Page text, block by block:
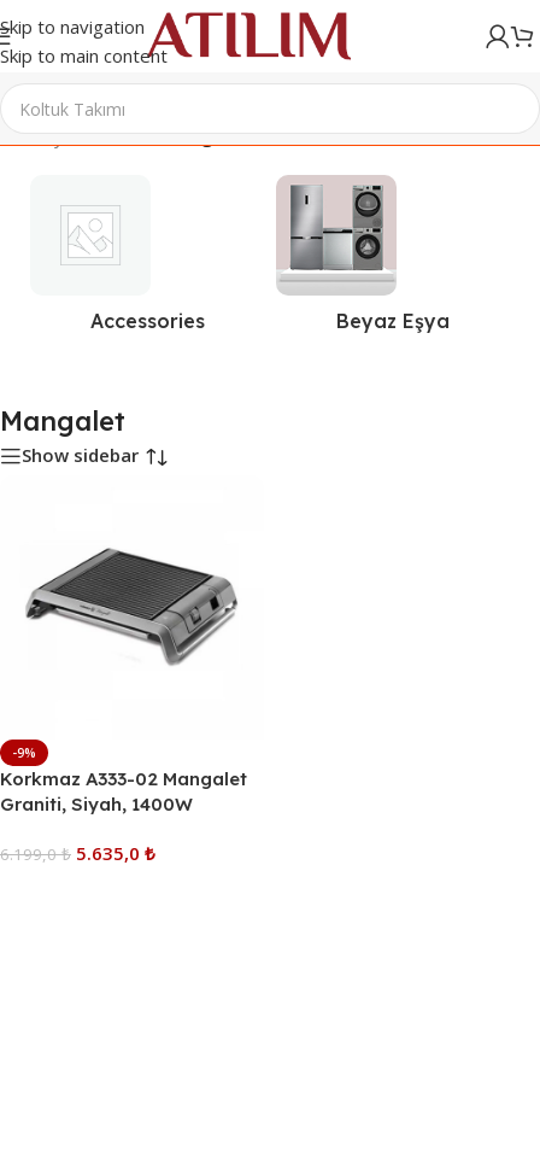
Skip to navigation
Skip to main content
Ana Sayfa/Ürünler “Mangalet” olarak etiketlendi
Accessories Beyaz Eşya
Mangalet
Show sidebar
-9%
Korkmaz A333-02 Mangalet
Graniti, Siyah, 1400W
6.199,0₺ 5.635,0 ₺